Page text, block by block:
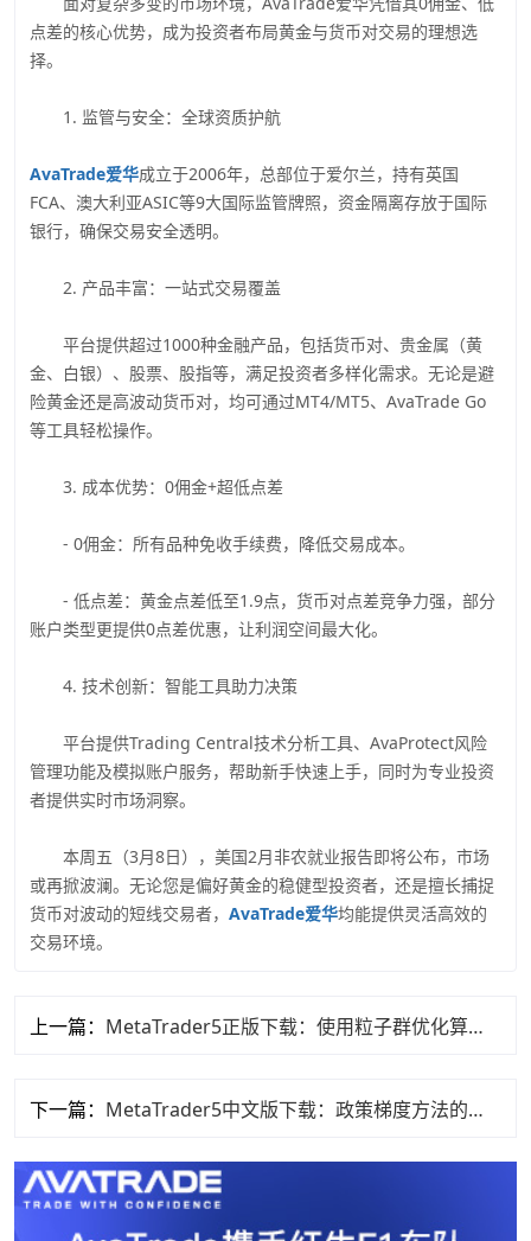
点差的核心优势，成为投资者布局黄金与货币对交易的理想选
择。
1. 监管与安全：全球资质护航
AvaTrade爱华成立于2006年，总部位于爱尔兰，持有英国
FCA、澳大利亚ASIC等9大国际监管牌照，资金隔离存放于国际
银行，确保交易安全透明。
2. 产品丰富：一站式交易覆盖
平台提供超过1000种金融产品，包括货币对、贵金属（黄
金、白银）、股票、股指等，满足投资者多样化需求。无论是避
险黄金还是高波动货币对，均可通过MT4/MT5、AvaTrade Go
等工具轻松操作。
3. 成本优势：0佣金+超低点差
- 0佣金：所有品种免收手续费，降低交易成本。
- 低点差：黄金点差低至1.9点，货币对点差竞争力强，部分
账户类型更提供0点差优惠，让利润空间最大化。
4. 技术创新：智能工具助力决策
平台提供Trading Central技术分析工具、AvaProtect风险
管理功能及模拟账户服务，帮助新手快速上手，同时为专业投资
者提供实时市场洞察。
本周五（3月8日），美国2月非农就业报告即将公布，市场
或再掀波澜。无论您是偏好黄金的稳健型投资者，还是擅长捕捉
货币对波动的短线交易者， AvaTrade爱华均能提供灵活高效的
交易环境。
上一篇： MetaTrader5正版下载：使用粒子群优化算法（PSO）交易
下一篇： MetaTrader5中文版下载：政策梯度方法的核心优势